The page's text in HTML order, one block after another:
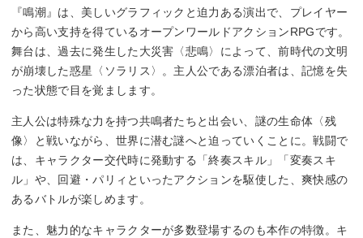
『鳴潮』は、美しいグラフィックと迫力ある演出で、プレイヤー
から高い支持を得ているオープンワールドアクションRPGです。
舞台は、過去に発生した大災害〈悲鳴〉によって、前時代の文明
が崩壊した惑星〈ソラリス〉。主人公である漂泊者は、記憶を失
った状態で目を覚まします。
主人公は特殊な力を持つ共鳴者たちと出会い、謎の生命体〈残
像〉と戦いながら、世界に潜む謎へと迫っていくことに。戦闘で
は、キャラクター交代時に発動する「終奏スキル」「変奏スキ
ル」や、回避・パリィといったアクションを駆使した、爽快感の
あるバトルが楽しめます。
また、魅力的なキャラクターが多数登場するのも本作の特徴。キ